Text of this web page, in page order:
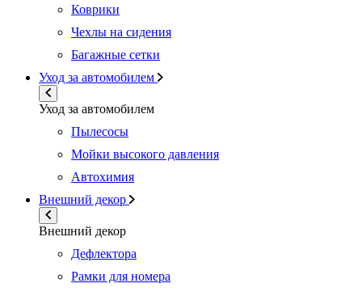
Коврики
Чехлы на сидения
Багажные сетки
Уход за автомобилем
Уход за автомобилем
Пылесосы
Мойки высокого давления
Автохимия
Внешний декор
Внешний декор
Дефлектора
Рамки для номера